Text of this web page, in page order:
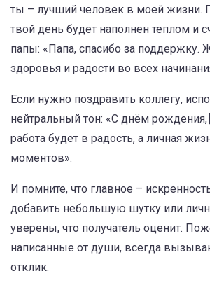
ты – лучший человек в моей жизни.
твой день будет наполнен теплом и
папы: «Папа, спасибо за поддержку.
здоровья и радости во всех
Если нужно поздравить коллегу,
нейтральный тон: «С днём рождения,
работа будет в радость, а личная
моментов».
И помните, что главное –
добавить небольшую шутку или
уверены, что получатель оценит.
написанные от души, всегда
отклик.